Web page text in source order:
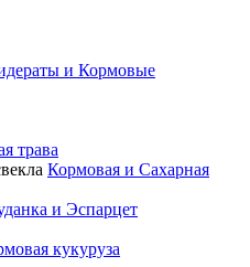
и Кормовые
трава
Кормовая и Сахарная
и Эспарцет
кукуруза